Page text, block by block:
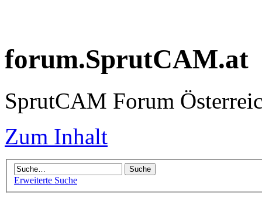
forum.SprutCAM.at
SprutCAM Forum
Zum Inhalt
Erweiterte Suche